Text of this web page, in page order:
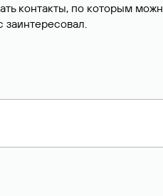
контакты, по которым
заинтересовал.